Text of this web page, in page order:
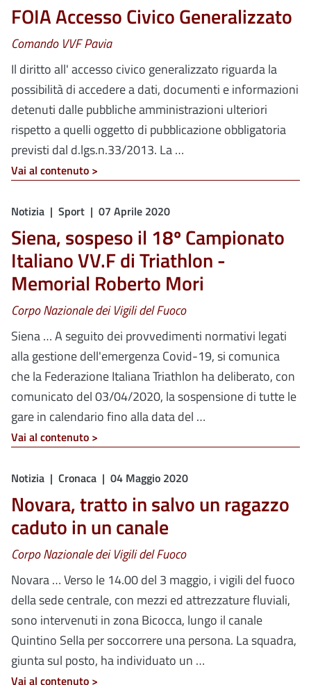
FOIA Accesso Civico Generalizzato
Comando VVF Pavia
Il diritto all' accesso civico generalizzato riguarda la
possibilità di accedere a dati, documenti e informazioni
detenuti dalle pubbliche amministrazioni ulteriori
rispetto a quelli oggetto di pubblicazione obbligatoria
previsti dal d.lgs.n.33/2013. La …
Vai al contenuto >
Notizia Sport 07 Aprile 2020
Siena, sospeso il 18º Campionato
Italiano VV.F di Triathlon -
Memorial Roberto Mori
Corpo Nazionale dei Vigili del Fuoco
Siena … A seguito dei provvedimenti normativi legati
alla gestione dell'emergenza Covid-19, si comunica
che la Federazione Italiana Triathlon ha deliberato, con
comunicato del 03/04/2020, la sospensione di tutte le
gare in calendario fino alla data del …
Vai al contenuto >
Notizia Cronaca 04 Maggio 2020
Novara, tratto in salvo un ragazzo
caduto in un canale
Corpo Nazionale dei Vigili del Fuoco
Novara … Verso le 14.00 del 3 maggio, i vigili del fuoco
della sede centrale, con mezzi ed attrezzature fluviali,
sono intervenuti in zona Bicocca, lungo il canale
Quintino Sella per soccorrere una persona. La squadra,
giunta sul posto, ha individuato un …
Vai al contenuto >